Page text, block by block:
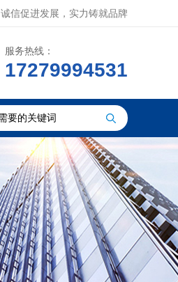
诚信促进发展，实力铸就品牌
服务热线：
17279994531